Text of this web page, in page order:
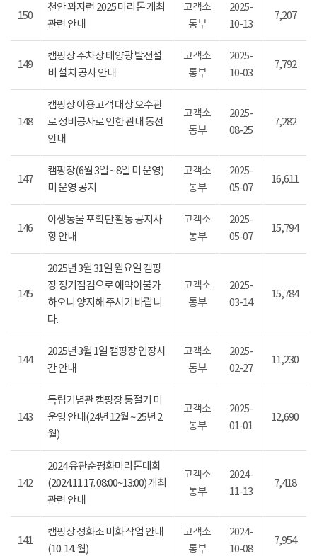
150
천안 꽈자런 2025 마라톤 개최
관련 안내
고객소
통부
2025-
10-13
7,207
149
캠핑장 주차장 태양광 발전설
비 설치 공사 안내
고객소
통부
2025-
10-03
7,792
148
캠핑장 이용고객 대상 오수관
로 정비공사로 인한 관내 동선
안내
고객소
통부
2025-
08-25
7,282
147
캠핑장(6월 3일 ~ 8일 미 운영)
미 운영 공지
고객소
통부
2025-
05-07
16,611
146
야생동물 포획단 활동 공지사
항 안내
고객소
통부
2025-
05-07
15,794
145
2025년 3월 31일 월요일 캠핑
장 정기점검으로 예약이불가
하오니 양지해 주시기 바랍니
다.
고객소
통부
2025-
03-14
15,784
144
2025년 3월 1일 캠핑장 입장시
간 안내
고객소
통부
2025-
02-27
11,230
143
독립기념관 캠핑장 동절기 미
운영 안내(24년 12월 ~ 25년 2
월)
고객소
통부
2025-
01-01
12,690
142
2024 유관순평화마라톤대회
(2024.11.17. 08:00~13:00) 개최
관련 안내
고객소
통부
2024-
11-13
7,418
141
캠핑장 정화조 미화 작업 안내
(10. 14. 월)
고객소
통부
2024-
10-08
7,954